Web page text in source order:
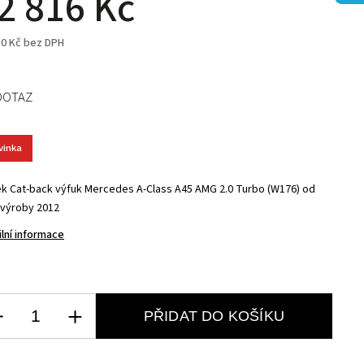
Kč bez DPH
Cat-back výfuk Mercedes A-Class A45 AMG 2.0 Turbo (W176) od
2012
informace
PŘIDAT DO KOŠÍKU